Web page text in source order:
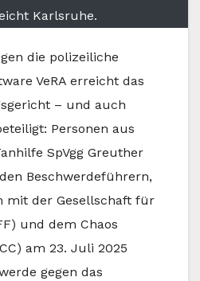
Karlsruhe.
die polizeiliche
VeRA erreicht das
– und auch
Personen aus
SpVgg Greuther
Beschwerdeführern,
mit der Gesellschaft für
und dem Chaos
am 23. Juli 2025
gegen das